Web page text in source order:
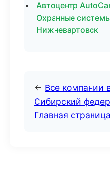
Автоцентр
Охранные
Нижневартовск
← Все компании
Сибирский
Главная страница